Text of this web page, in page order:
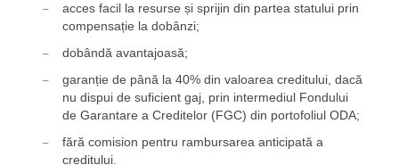
acces facil la resurse și sprijin din partea statului prin
compensație la dobânzi;
dobândă avantajoasă;
garanție de până la 40% din valoarea creditului, dacă
nu dispui de suficient gaj, prin intermediul Fondului
de Garantare a Creditelor (FGC) din portofoliul ODA;
fără comision pentru rambursarea anticipată a
creditului.